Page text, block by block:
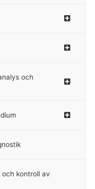
och
kontroll av